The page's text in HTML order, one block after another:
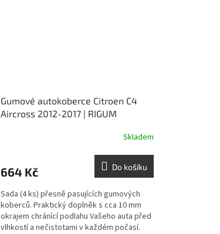
Gumové autokoberce Citroen C4
Aircross 2012-2017 | RIGUM
Skladem
664 Kč Do košíku
Sada (4 ks) přesně pasujících gumových
koberců. Praktický doplněk s cca 10 mm
okrajem chránící podlahu Vašeho auta před
vlhkostí a nečistotami v každém počasí.